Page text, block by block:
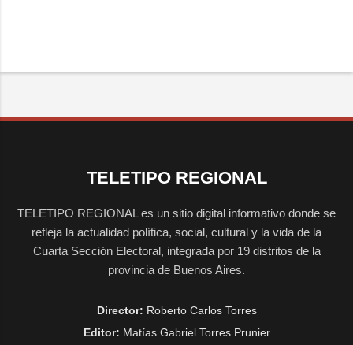
TELETIPO REGIONAL
TELETIPO REGIONAL es un sitio digital informativo donde se
refleja la actualidad política, social, cultural y la vida de la
Cuarta Sección Electoral, integrada por 19 distritos de la
provincia de Buenos Aires.
Director: Roberto Carlos Torres
Editor: Matías Gabriel Torres Prunier